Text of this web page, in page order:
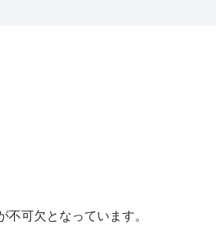
可欠となっています。